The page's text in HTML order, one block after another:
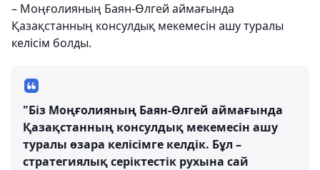
– Моңғолияның Баян-Өлгей аймағында
Қазақстанның консулдық мекемесін ашу туралы
келісім болды.
"Біз Моңғолияның Баян-Өлгей аймағында
Қазақстанның консулдық мекемесін ашу
туралы өзара келісімге келдік. Бұл –
стратегиялық серіктестік рухына сай